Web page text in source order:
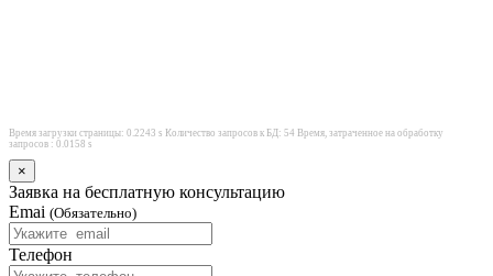
Время загрузки страницы: 0.2243 s Количество запросов к БД: 54 Время, затраченное на обработку
запросов : 0.0158 s
×
Заявка на бесплатную консультацию
Emai (Обязательно)
Телефон